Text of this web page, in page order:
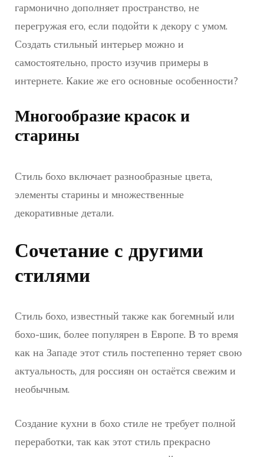
гармонично дополняет пространство, не
перегружая его, если подойти к декору с умом.
Создать стильный интерьер можно и
самостоятельно, просто изучив примеры в
интернете. Какие же его основные особенности?
Многообразие красок и
старины
Стиль бохо включает разнообразные цвета,
элементы старины и множественные
декоративные детали.
Сочетание с другими
стилями
Стиль бохо, известный также как богемный или
бохо-шик, более популярен в Европе. В то время
как на Западе этот стиль постепенно теряет свою
актуальность, для россиян он остаётся свежим и
необычным.
Создание кухни в бохо стиле не требует полной
переработки, так как этот стиль прекрасно